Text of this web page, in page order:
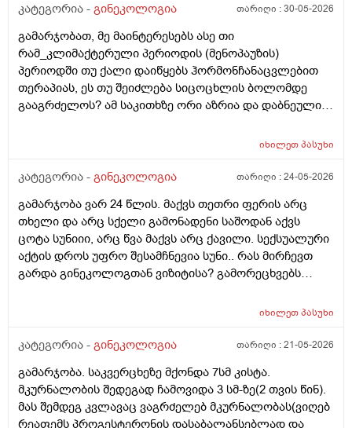
გავიკეთე ისევ უარყოფითია. შემდეგი 1 კვირის
განმავლობაში ვერ ვახერხებ მისვლას ექიმთან. არის
რაიმე შანსი ფეხმძიმობის? აზრი აქვს განმეორებით
ტესტს? მენტრუაცია რეგულარული მქონდა ხოლმე28-
30 დღე შუალედი.
კატეგორია - გინეკოლოგია თარიღი :30-05-2026
გამარჯობათ, მე მაინტერესებს ასე თი
რამ_კლიმაქტერული პერიოდის (მენოპაუზის)
პერიოდში თუ ქალი დაიწყებს ჰორმონჩანაცვლებით
თერაპიას, ეს თუ შეიძლება სიცოცხლის ბოლომდე
გააგრძელოს? ამ საკითხზე ორი აზრია და დაბნეული
ჰორმონჩანაცვლებითი თერაპია (სიცოცხლის
დაავადებებსა და ალცჰაიმერის რისკს უმცირებს და
სიმსივნურ პროცესებს უწყობს ხელს (საშვილოსნო,
საკვერცხეები და უპირველესად, მკერდი). თუ
შეიძლება, მითხრათ_დიდი მადლობა
გულისხმიერებისთვის!
იხილეთპასუხი
კატეგორია - გინეკოლოგია თარიღი :24-05-2026
გამარჯობა ვარ 24 წლის. მაქვს თეთრი ფერის არც
თხელი და არც სქელი გამონადენი საშოდან აქვს
ცოტა სუნიიი, არც წვა მაქვს არც ქავილი. სექსუალური
აქტის დროს უფრო შესამჩნევია სუნი.. რას მირჩევთ
გარდა გინეკოლოგთან ვიზიტისა? გამორეცხვებს
მაინტერესებს პირიდან ამომდის რაღაცნაირი სუნი
იყოს?
იხილეთპასუხი
კატეგორია - გინეკოლოგია თარიღი :21-05-2026
გამარჯობა. საკვერცხეზე მქონდა 7სმ კისტა.
მკურნალობის შედეგად ჩამოვიდა 3 სმ-ზე(2 თვის წინ).
მას შემდეგ კვლავაც ვაგრძელებ მკურნალობას(ვიღებ
რეაფემს პროგესტერონის დასაბალანსებლად და